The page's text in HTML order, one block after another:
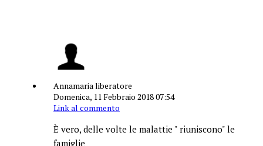
Annamaria liberatore
Domenica, 11 Febbraio 2018 07:54
Link al commento
È vero, delle volte le malattie " riuniscono" le
famiglie